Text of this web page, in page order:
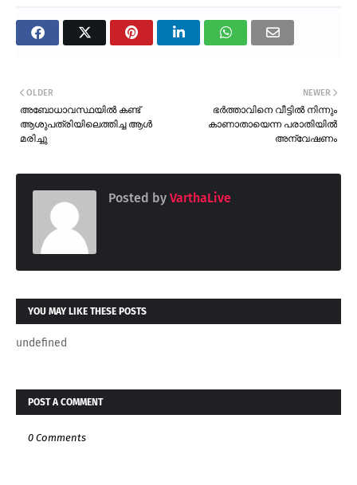
NEWER
ഭർത്താവിനെ വീട്ടിൽ നിന്നും
കാണാതായെന്ന പരാതിയിൽ
അന്വേഷണം
OLDER
അബോധാവസ്ഥയിൽ കണ്ട്
ആശുപത്രിയിലെത്തിച്ച ആൾ
മരിച്ചു
Posted by VarthaLive
YOU MAY LIKE THESE POSTS
undefined
POST A COMMENT
0 Comments